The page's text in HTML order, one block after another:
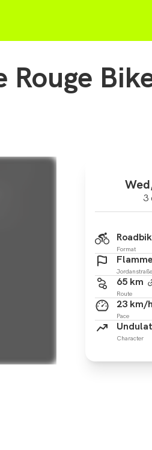
3
Format
65 km
Route
23 km/h
Pace
Character